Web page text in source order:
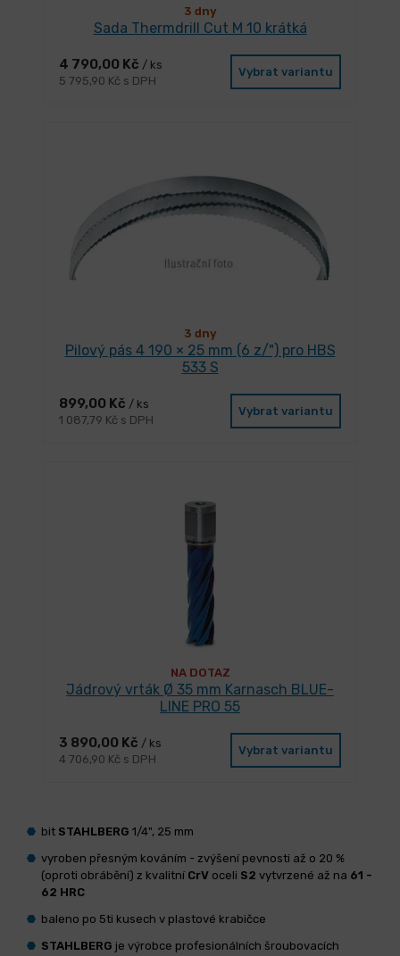
3 dny
Sada Thermdrill Cut M 10 krátká
4 790,00 Kč / ks
5 795,90 Kč s DPH
Vybrat variantu
3 dny
Pilový pás 4 190 × 25 mm (6 z/") pro HBS
533 S
899,00 Kč / ks
1 087,79 Kč s DPH
Vybrat variantu
NA DOTAZ
Jádrový vrták Ø 35 mm Karnasch BLUE-
LINE PRO 55
3 890,00 Kč / ks
4 706,90 Kč s DPH
Vybrat variantu
bit STAHLBERG 1/4", 25 mm
vyroben přesným kováním - zvýšení pevnosti až o 20 %
(oproti obrábění) z kvalitní CrV oceli S2 vytvrzené až na 61 -
62 HRC
baleno po 5ti kusech v plastové krabičce
STAHLBERG je výrobce profesionálních šroubovacích